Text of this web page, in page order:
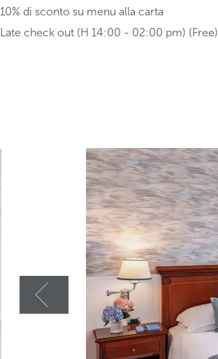
10% di sconto su menu alla carta
Late check out (H 14:00 - 02:00 pm) (Free)